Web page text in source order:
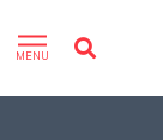
MENU